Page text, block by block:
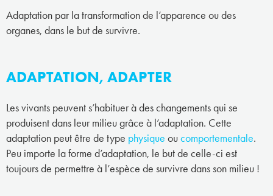
Adaptation par la transformation de l’apparence ou des
organes, dans le but de survivre.
ADAPTATION, ADAPTER
Les vivants peuvent s’habituer à des changements qui se
produisent dans leur milieu grâce à l’adaptation. Cette
adaptation peut être de type physique oucomportementale.
Peu importe la forme d’adaptation, le but de celle-ci est
toujours de permettre à l’espèce de survivre dans son milieu !